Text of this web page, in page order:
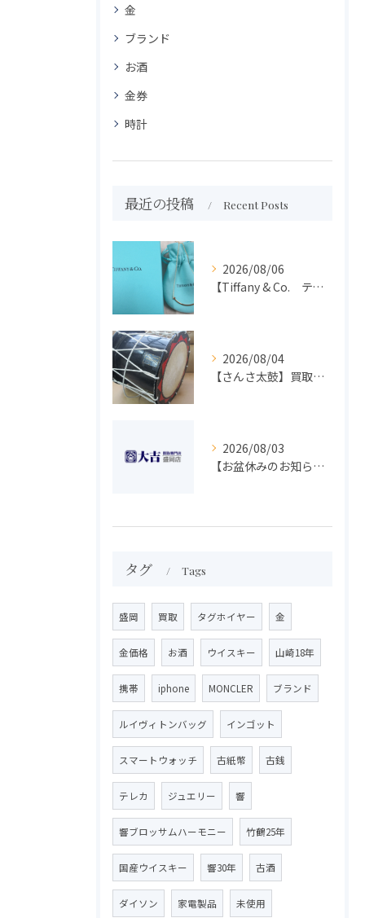
金
ブランド
お酒
金券
時計
最近の投稿 Recent Posts
2026/08/06
【Tiffany & Co. ティファニー】買取 大吉盛岡店 アクセサリー買取しました！！
2026/08/04
【さんさ太鼓】買取 大吉盛岡店 楽器 買取します！！
2026/08/03
【お盆休みのお知らせ】買取専門 大吉 盛岡店
タグ Tags
盛岡 買取 タグホイヤー 金
金価格 お酒 ウイスキー 山崎18年
携帯 iphone MONCLER ブランド
ルイヴィトンバッグ インゴット
スマートウォッチ 古紙幣 古銭
テレカ ジュエリー 響
響ブロッサムハーモニー 竹鶴25年
国産ウイスキー 響30年 古酒
ダイソン 家電製品 未使用